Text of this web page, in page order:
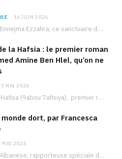
16 JUIN 2026
Le palais d’Ennejma Ezzahra, ce sanctuaire de la musique tunisienne et méditerranéenne construit par le…
la Hafsia : le premier roman
Amine Ben Hlel, qu’on ne
MAI 2026
Le cave de Hafisa (9abou 7afisiya), premier roman du journaliste tunisien Mohamed Amine Ben Hlel,…
monde dort, par Francesca
MAI 2026
Francesca Albanese, rapporteuse spéciale de l’ONU sur les territoires palestiniens occupés, était à Tunis pour…